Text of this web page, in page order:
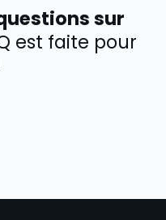
sur
est faite pour